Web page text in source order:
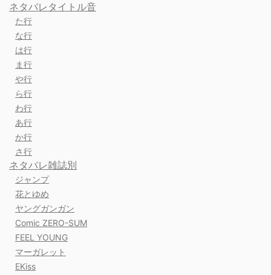
ネタバレタイトル音
た行
な行
は行
ま行
や行
ら行
わ行
あ行
か行
さ行
ネタバレ雑誌別
ジャンプ
花とゆめ
ヤングガンガン
Comic ZERO-SUM
FEEL YOUNG
マーガレット
EKiss